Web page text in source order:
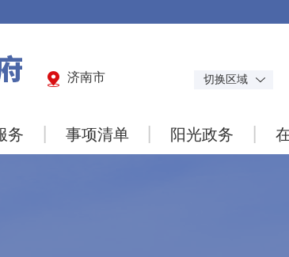
济南市 切换区域
务 事项清单 阳光政务